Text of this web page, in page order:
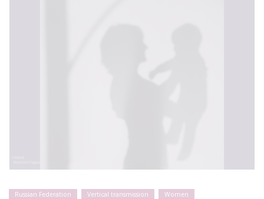
Russian Federation Vertical transmission Women